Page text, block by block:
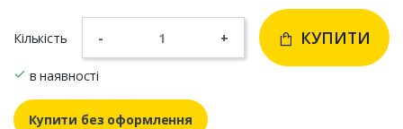
Кількість - + КУПИТИ
в наявності
Купити без оформлення